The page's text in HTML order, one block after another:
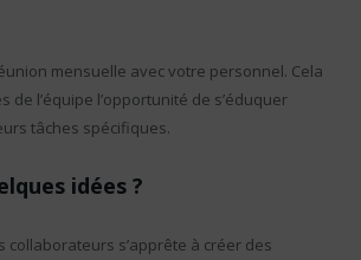
mensuelle avec votre personnel. Cela
de l’équipe l’opportunité de s’éduquer
tâches spécifiques.
idées ?
collaborateurs s’apprête à créer des